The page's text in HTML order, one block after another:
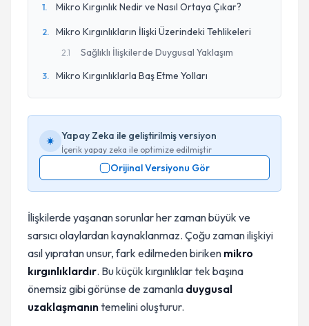
1. Mikro Kırgınlık Nedir ve Nasıl Ortaya Çıkar?
2. Mikro Kırgınlıkların İlişki Üzerindeki Tehlikeleri
2.1 Sağlıklı İlişkilerde Duygusal Yaklaşım
3. Mikro Kırgınlıklarla Baş Etme Yolları
Yapay Zeka ile geliştirilmiş versiyon
İçerik yapay zeka ile optimize edilmiştir
Orijinal Versiyonu Gör
İlişkilerde yaşanan sorunlar her zaman büyük ve
sarsıcı olaylardan kaynaklanmaz. Çoğu zaman ilişkiyi
asıl yıpratan unsur, fark edilmeden biriken mikro
kırgınlıklardır. Bu küçük kırgınlıklar tek başına
önemsiz gibi görünse de zamanla duygusal
uzaklaşmanıntemelini oluşturur.